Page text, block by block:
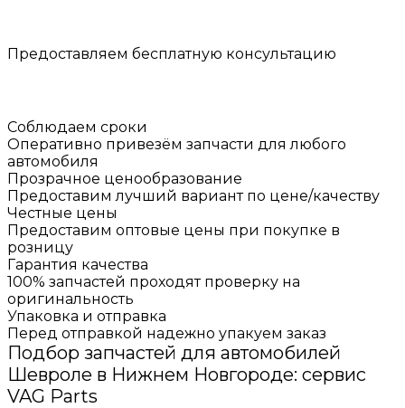
Предоставляем бесплатную консультацию
Соблюдаем сроки
Оперативно привезём запчасти для любого
автомобиля
Прозрачное ценообразование
Предоставим лучший вариант по цене/качеству
Честные цены
Предоставим оптовые цены при покупке в
розницу
Гарантия качества
100% запчастей проходят проверку на
оригинальность
Упаковка и отправка
Перед отправкой надежно упакуем заказ
Подбор запчастей для автомобилей
Шевроле в Нижнем Новгороде: сервис
VAG Parts